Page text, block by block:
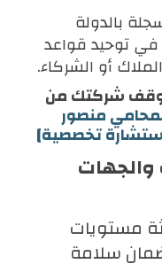
بالدولة
في توحيد قواعد
أو الشركاء.
شركتك من
منصور
تخصصية]
والجهات
مستويات
سلامة